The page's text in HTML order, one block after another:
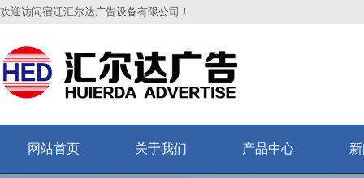
欢迎访问宿迁汇尔达广告设备有限公司！
网站首页 关于我们 产品中心